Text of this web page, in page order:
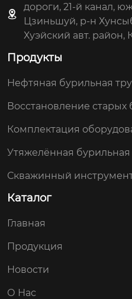
дороги, 21-й канал,
Цзиньшуй, р-н
Хуэйский авт. район,
Продукты
Нефтяная бурильная
Восстановление старых
Комплектация
Утяжелённая бурильная
Скважинный
Каталог
Главная
Продукция
Новости
О Нас